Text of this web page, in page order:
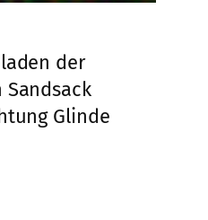
der
Glinde